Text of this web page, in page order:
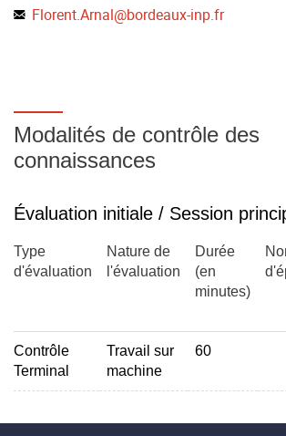
Florent.Arnal@bordeaux-inp.fr
Modalités de contrôle des
connaissances
Évaluation initiale / Session
Type
d'évaluation
Nature de
l'évaluation
Durée
(en
minutes)
Contrôle
Terminal
Travail sur
machine
60